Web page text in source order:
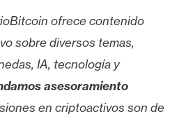
ofrece contenido
sobre diversos temas,
IA, tecnología y
asesoramiento
en criptoactivos son de